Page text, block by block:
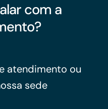
com a
atendimento ou
sede